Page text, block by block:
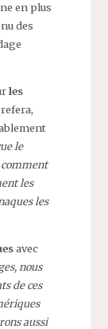
en plus
des
les
le
comment
les
les
avec
nous
de ces
aussi